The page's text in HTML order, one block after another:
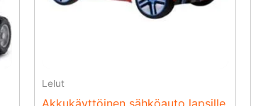
Lelut
Akkukäyttöinen sähköauto lapsille